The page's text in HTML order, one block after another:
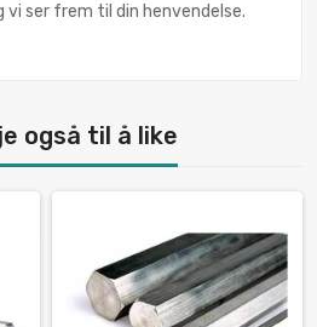
vi ser frem til din henvendelse.
også til å like